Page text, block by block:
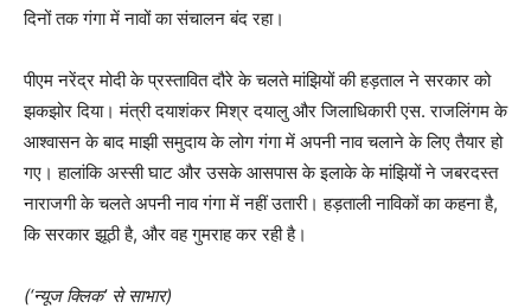
दिनों तक गंगा में नावों का संचालन बंद रहा।
पीएम नरेंद्र मोदी के प्रस्तावित दौरे के चलते मांझियों की हड़ताल ने सरकार को
झकझोर दिया। मंत्री दयाशंकर मिश्र दयालु और जिलाधिकारी एस. राजलिंगम के
आश्वासन के बाद माझी समुदाय के लोग गंगा में अपनी नाव चलाने के लिए तैयार हो
गए। हालांकि अस्सी घाट और उसके आसपास के इलाके के मांझियों ने जबरदस्त
नाराजगी के चलते अपनी नाव गंगा में नहीं उतारी। हड़ताली नाविकों का कहना है,
कि सरकार झूठी है, और वह गुमराह कर रही है।
(‘न्यूज क्लिक’ से साभार)